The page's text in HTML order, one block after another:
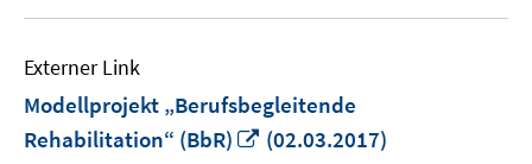
Externer Link
Modellprojekt „Berufsbegleitende
Rehabilitation“ (BbR)
In
(02.03.2017)